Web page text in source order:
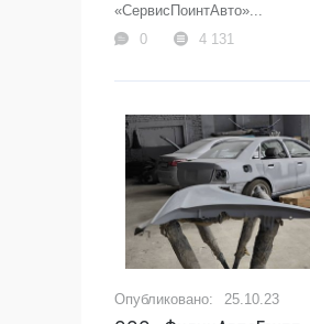
«СервисПоинтАвто»...
0
4 131
25.10.23